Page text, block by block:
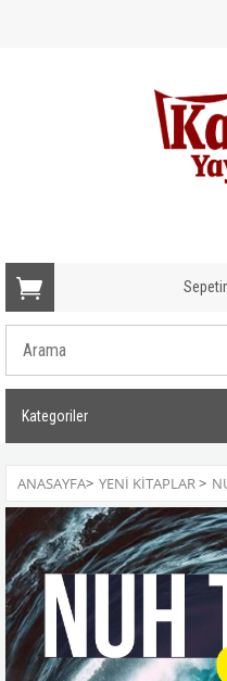
Kategoriler
ANASAYFA> YENI KITAPLAR>